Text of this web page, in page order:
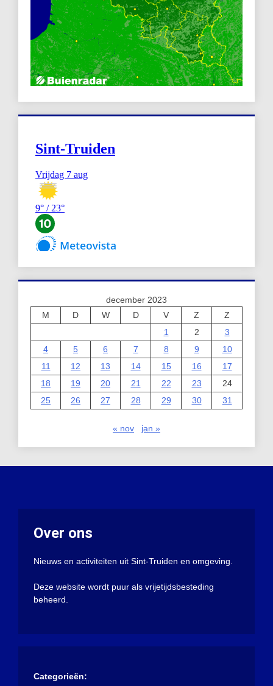
december 2023
M
D W D V Z
Z
1
2
3
4
5 6 7 8 9
10
11
12 13 14 15 16
17
18
19 20 21 22 23
24
25
26 27 28 29 30 31
« nov jan »
Over ons
Nieuws en activiteiten uit Sint-Truiden en omgeving.
Deze website wordt puur als vrijetijdsbesteding
beheerd.
Categorieën: